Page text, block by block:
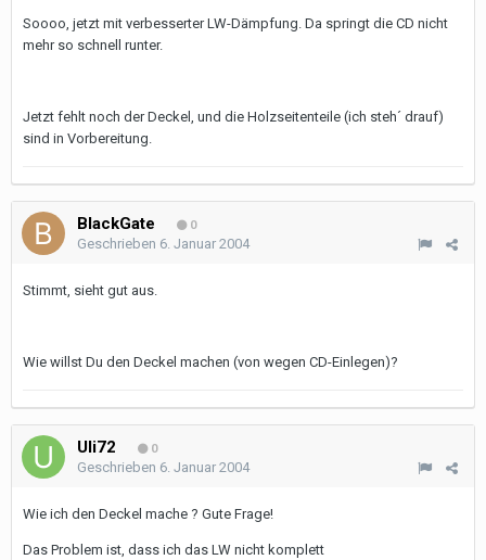
Soooo, jetzt mit verbesserter LW-Dämpfung. Da springt die CD nicht
mehr so schnell runter.
Jetzt fehlt noch der Deckel, und die Holzseitenteile (ich steh´ drauf)
sind in Vorbereitung.
BlackGate 0
Geschrieben 6. Januar 2004
Stimmt, sieht gut aus.
Wie willst Du den Deckel machen (von wegen CD-Einlegen)?
Uli72 0
Geschrieben 6. Januar 2004
Wie ich den Deckel mache ? Gute Frage!
Das Problem ist, dass ich das LW nicht komplett